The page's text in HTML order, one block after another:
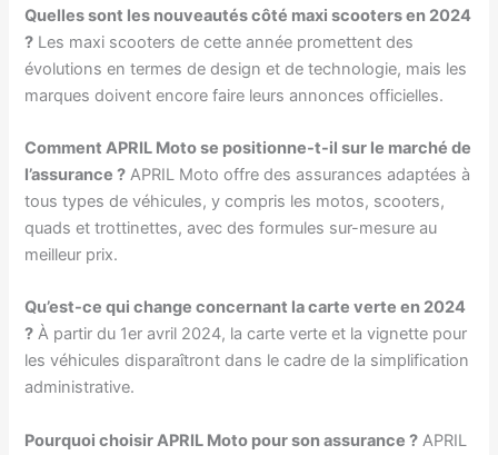
Quelles sont les nouveautés côté maxi scooters en 2024
? Les maxi scooters de cette année promettent des
évolutions en termes de design et de technologie, mais les
marques doivent encore faire leurs annonces officielles.
Comment APRIL Moto se positionne-t-il sur le marché de
l’assurance ? APRIL Moto offre des assurances adaptées à
tous types de véhicules, y compris les motos, scooters,
quads et trottinettes, avec des formules sur-mesure au
meilleur prix.
Qu’est-ce qui change concernant la carte verte en 2024
? À partir du 1er avril 2024, la carte verte et la vignette pour
les véhicules disparaîtront dans le cadre de la simplification
administrative.
Pourquoi choisir APRIL Moto pour son assurance ? APRIL